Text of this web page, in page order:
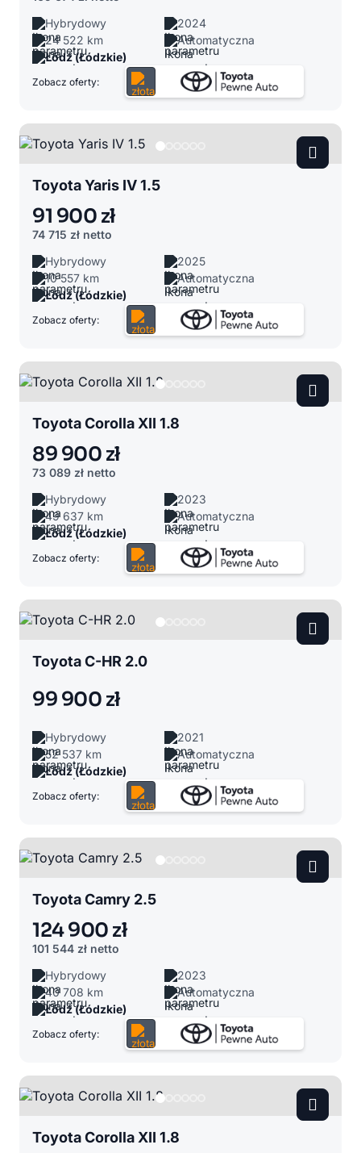
Hybrydowy
2024
24 522 km
Automatyczna
Łódź (Łódzkie)
Zobacz oferty:
Toyota Yaris IV 1.5
91 900 zł
74 715 zł netto
Hybrydowy
2025
10 557 km
Automatyczna
Łódź (Łódzkie)
Zobacz oferty:
Toyota Corolla XII 1.8
89 900 zł
73 089 zł netto
Hybrydowy
2023
49 637 km
Automatyczna
Łódź (Łódzkie)
Zobacz oferty:
Toyota C-HR 2.0
99 900 zł
Hybrydowy
2021
52 537 km
Automatyczna
Łódź (Łódzkie)
Zobacz oferty:
Toyota Camry 2.5
124 900 zł
101 544 zł netto
Hybrydowy
2023
40 708 km
Automatyczna
Łódź (Łódzkie)
Zobacz oferty:
Toyota Corolla XII 1.8